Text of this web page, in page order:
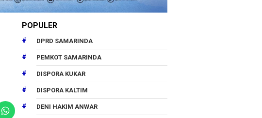
POPULER
DPRD SAMARINDA
PEMKOT SAMARINDA
DISPORA KUKAR
DISPORA KALTIM
DENI HAKIM ANWAR